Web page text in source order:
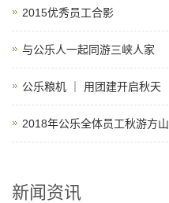
2015优秀员工合影
与公乐人一起同游三峡人家
公乐粮机 ｜ 用团建开启秋天
2018年公乐全体员工秋游方山
新闻资讯